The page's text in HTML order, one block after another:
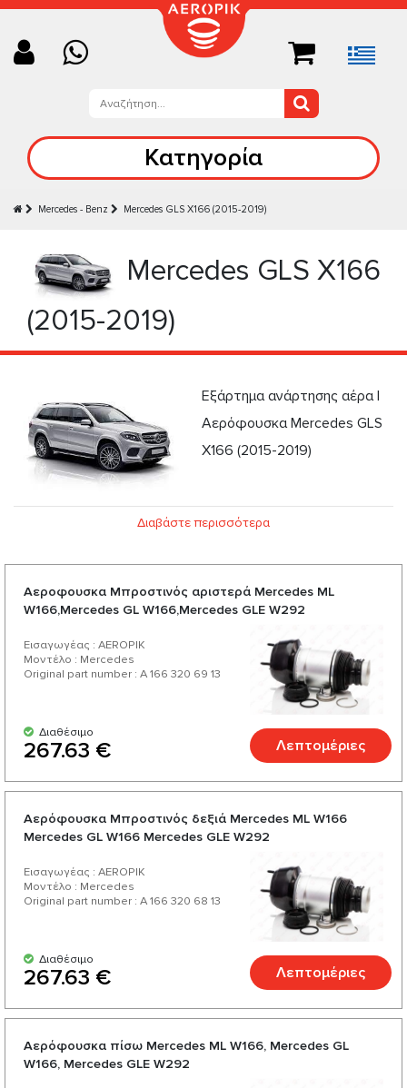
Κατηγορία
Mercedes - Benz Mercedes GLS X166 (2015-2019)
Mercedes GLS X166
(2015-2019)
Εξάρτημα ανάρτησης αέρα |
Aερόφουσκα Mercedes GLS
X166 (2015-2019)
Διαβάστε περισσότερα
Αεροφουσκα Μπροστινός αριστερά Mercedes ML
W166,Mercedes GL W166,Mercedes GLE W292
Εισαγωγέας : AEROPIK
Μοντέλο : Mercedes
Original part number : A 166 320 69 13
Διαθέσιμο
267.63 € Λεπτομέριες
Aερόφουσκα Μπροστινός δεξιά Mercedes ML W166
Mercedes GL W166 Mercedes GLE W292
Εισαγωγέας : AEROPIK
Μοντέλο : Mercedes
Original part number : A 166 320 68 13
Διαθέσιμο
267.63 € Λεπτομέριες
Aερόφουσκα πίσω Mercedes ML W166, Mercedes GL
W166, Mercedes GLE W292